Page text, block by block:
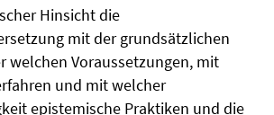
Hinsicht die
mit der grundsätzlichen
welchen Voraussetzungen, mit
und mit welcher
epistemische Praktiken und die